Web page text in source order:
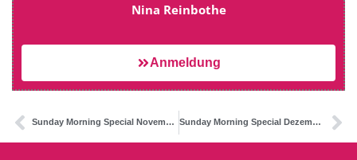
Nina Reinbothe
Anmeldung
Sunday Morning Special November – Innere Wärme und Verbundenheit Sunday Morning Special Dezember II – Weihnachten und die Rauhnächte